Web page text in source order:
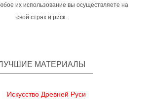
их использование вы осуществляете на
свой страх и риск.
МАТЕРИАЛЫ
Искусство Древней Руси